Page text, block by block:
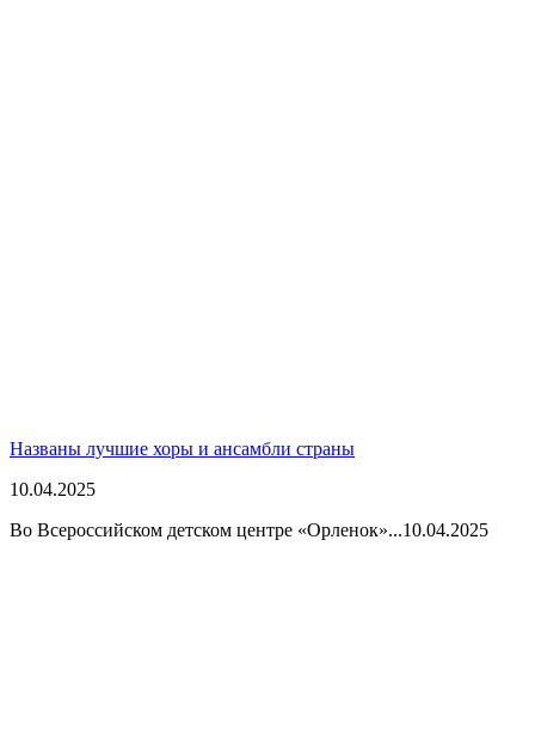
Названы лучшие хоры и ансамбли страны
10.04.2025
Во Всероссийском детском центре «Орленок»...10.04.2025